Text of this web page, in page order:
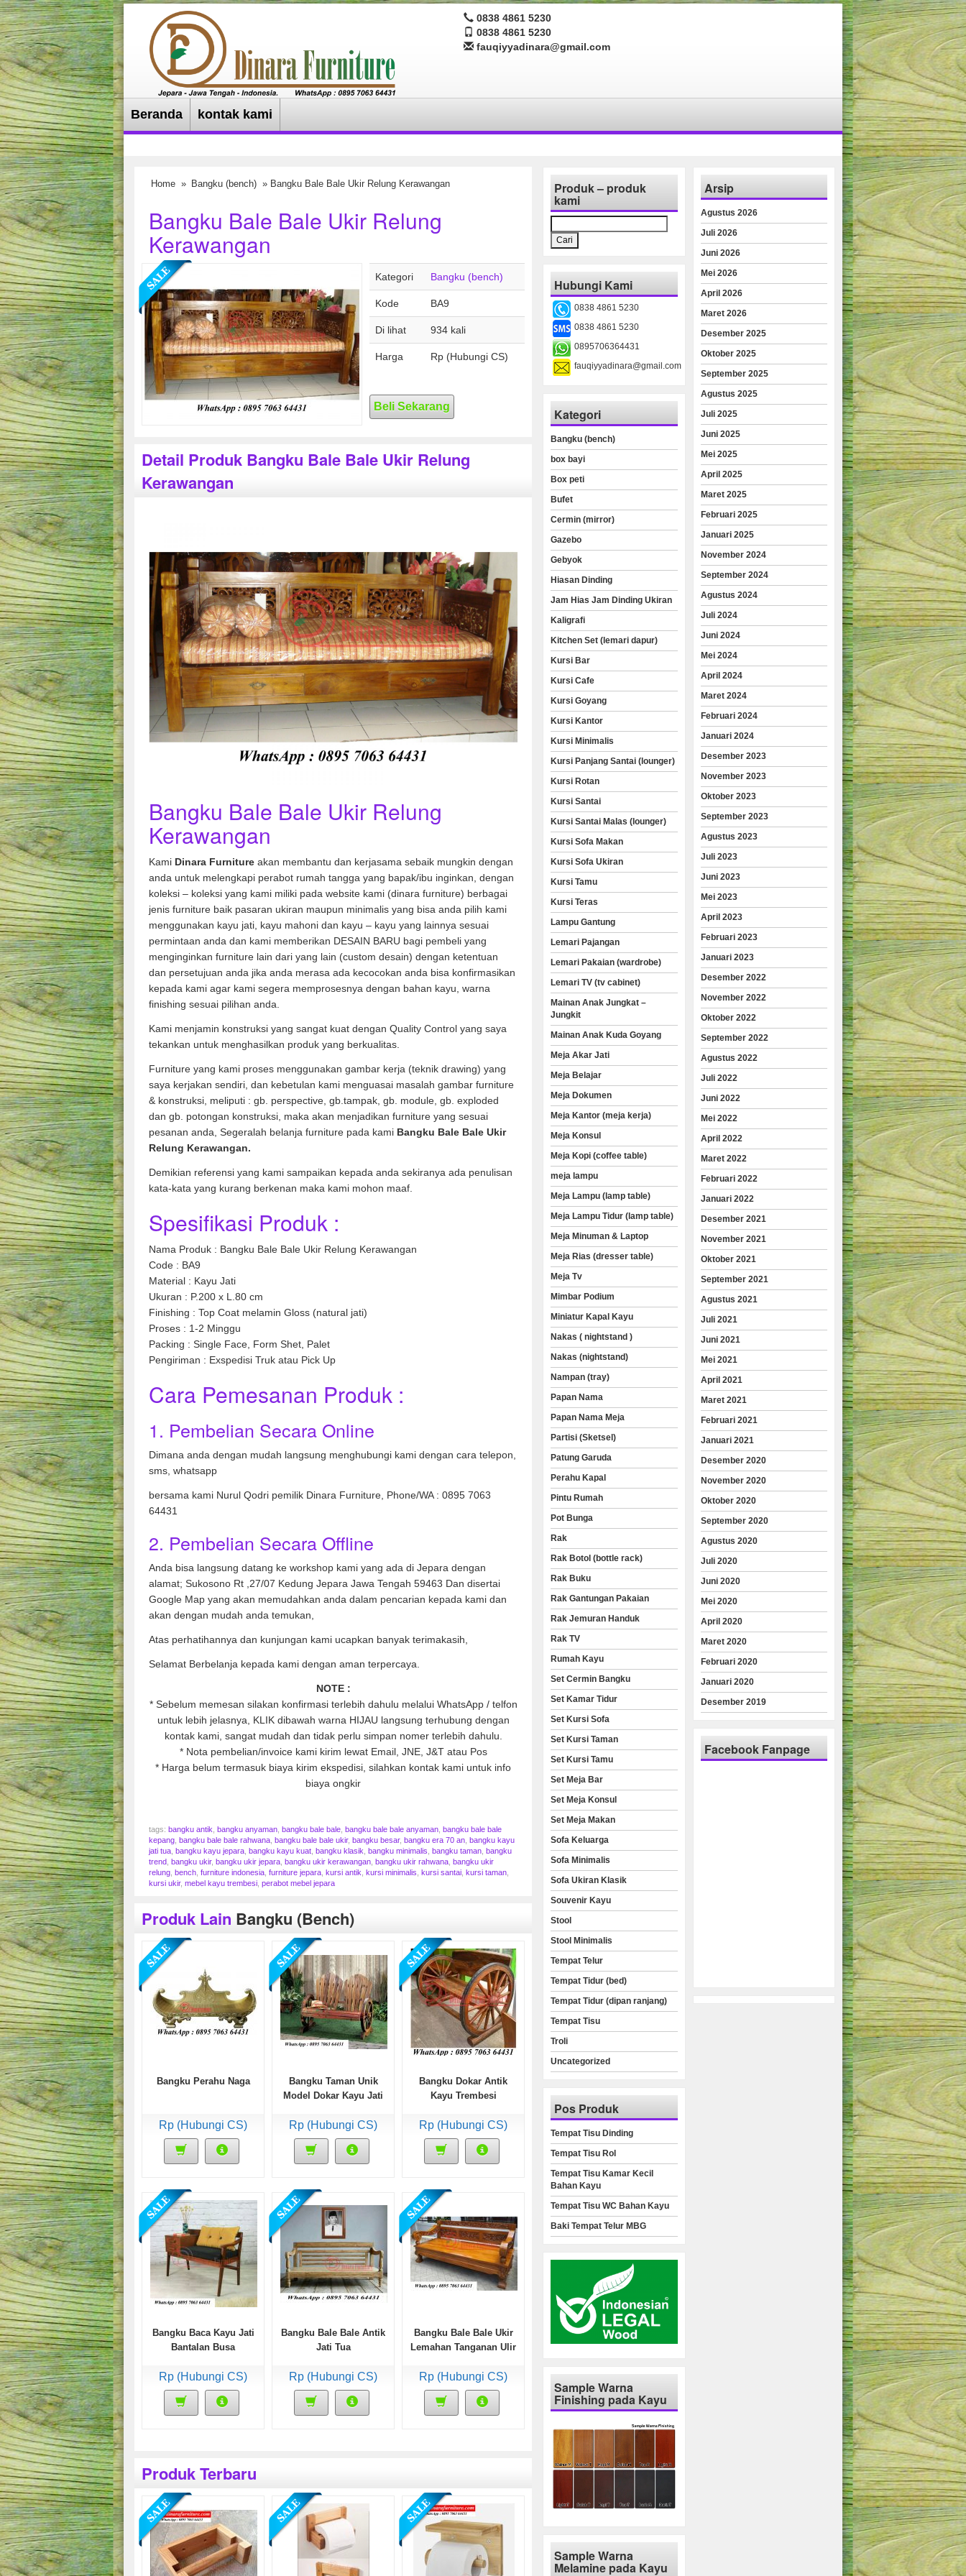
0838 4861 5230
0838 4861 5230
fauqiyyadinara@gmail.com
Beranda kontak kami
Home » Bangku (bench) » Bangku Bale Bale Ukir Relung Kerawangan
Bangku Bale Bale Ukir Relung
Kerawangan
Kategori Bangku (bench)
Kode BA9
Di lihat 934 kali
Harga Rp (Hubungi CS)
Beli Sekarang
Detail Produk Bangku Bale Bale Ukir Relung
Kerawangan
Bangku Bale Bale Ukir Relung
Kerawangan
Kami Dinara Furniture akan membantu dan kerjasama sebaik mungkin dengan
anda untuk melengkapi perabot rumah tangga yang bapak/ibu inginkan, dengan
koleksi – koleksi yang kami miliki pada website kami (dinara furniture) berbagai
jenis furniture baik pasaran ukiran maupun minimalis yang bisa anda pilih kami
menggunakan kayu jati, kayu mahoni dan kayu – kayu yang lainnya sesuai
permintaan anda dan kami memberikan DESAIN BARU bagi pembeli yang
menginginkan furniture lain dari yang lain (custom desain) dengan ketentuan
dan persetujuan anda jika anda merasa ada kecocokan anda bisa konfirmasikan
kepada kami agar kami segera memprosesnya dengan bahan kayu, warna
finishing sesuai pilihan anda.
Kami menjamin konstruksi yang sangat kuat dengan Quality Control yang saya
tekankan untuk menghasilkan produk yang berkualitas.
Furniture yang kami proses menggunakan gambar kerja (teknik drawing) yang
saya kerjakan sendiri, dan kebetulan kami menguasai masalah gambar furniture
& konstruksi, meliputi : gb. perspective, gb.tampak, gb. module, gb. exploded
dan gb. potongan konstruksi, maka akan menjadikan furniture yang sesuai
pesanan anda, Segeralah belanja furniture pada kami Bangku Bale Bale Ukir
Relung Kerawangan.
Demikian referensi yang kami sampaikan kepada anda sekiranya ada penulisan
kata-kata yang kurang berkenan maka kami mohon maaf.
Spesifikasi Produk :
Nama Produk : Bangku Bale Bale Ukir Relung Kerawangan
Code : BA9
Material : Kayu Jati
Ukuran : P.200 x L.80 cm
Finishing : Top Coat melamin Gloss (natural jati)
Proses : 1-2 Minggu
Packing : Single Face, Form Shet, Palet
Pengiriman : Exspedisi Truk atau Pick Up
Cara Pemesanan Produk :
1. Pembelian Secara Online
Dimana anda dengan mudah langsung menghubungi kami dengan cara telepon,
sms, whatsapp
bersama kami Nurul Qodri pemilik Dinara Furniture, Phone/WA : 0895 7063
64431
2. Pembelian Secara Offline
Anda bisa langsung datang ke workshop kami yang ada di Jepara dengan
alamat; Sukosono Rt ,27/07 Kedung Jepara Jawa Tengah 59463 Dan disertai
Google Map yang akan memudahkan anda dalam pencarian kepada kami dan
akan dengan mudah anda temukan,
Atas perhatihannya dan kunjungan kami ucapkan banyak terimakasih,
Selamat Berbelanja kepada kami dengan aman terpercaya.
NOTE :
* Sebelum memesan silakan konfirmasi terlebih dahulu melalui WhatsApp / telfon
untuk lebih jelasnya, KLIK dibawah warna HIJAU langsung terhubung dengan
kontak kami, sangat mudah dan tidak perlu simpan nomer terlebih dahulu.
* Nota pembelian/invoice kami kirim lewat Email, JNE, J&T atau Pos
* Harga belum termasuk biaya kirim ekspedisi, silahkan kontak kami untuk info
biaya ongkir
tags: bangku antik bangku anyaman bangku bale bale bangku bale bale anyaman bangku bale bale
kepang bangku bale bale rahwana bangku bale bale ukir, bangku besar, bangku era 70 an bangku kayu
jati tua bangku kayu jepara bangku kayu kuat bangku klasik bangku minimalis bangku taman bangku
trend
bangku ukir, bangku ukir jepara bangku ukir kerawangan bangku ukir rahwana bangku ukir
relung bench furniture indonesia furniture jepara kursi antik kursi minimalis kursi santai kursi taman
kursi ukir, mebel kayu trembesi perabot mebel jepara
Produk Lain Bangku (bench)
Bangku Perahu Naga
Rp (Hubungi CS)
Bangku Taman Unik
Model Dokar Kayu Jati
Rp (Hubungi CS)
Bangku Dokar Antik
Kayu Trembesi
Rp (Hubungi CS)
Bangku Baca Kayu Jati
Bantalan Busa
Rp (Hubungi CS)
Bangku Bale Bale Antik
Jati Tua
Rp (Hubungi CS)
Bangku Bale Bale Ukir
Lemahan Tanganan Ulir
Rp (Hubungi CS)
Produk Terbaru
Produk – produk
kami
untuk:
Hubungi Kami
0838 4861 5230
0838 4861 5230
0895706364431
fauqiyyadinara@gmail.com
Kategori
Bangku (bench)
box bayi
Box peti
Bufet
Cermin (mirror)
Gazebo
Gebyok
Hiasan Dinding
Jam Hias Jam Dinding Ukiran
Kaligrafi
Kitchen Set (lemari dapur)
Kursi Bar
Kursi Cafe
Kursi Goyang
Kursi Kantor
Kursi Minimalis
Kursi Panjang Santai (lounger)
Kursi Rotan
Kursi Santai
Kursi Santai Malas (lounger)
Kursi Sofa Makan
Kursi Sofa Ukiran
Kursi Tamu
Kursi Teras
Lampu Gantung
Lemari Pajangan
Lemari Pakaian (wardrobe)
Lemari TV (tv cabinet)
Mainan Anak Jungkat –
Jungkit
Mainan Anak Kuda Goyang
Meja Akar Jati
Meja Belajar
Meja Dokumen
Meja Kantor (meja kerja)
Meja Konsul
Meja Kopi (coffee table)
meja lampu
Meja Lampu (lamp table)
Meja Lampu Tidur (lamp table)
Meja Minuman & Laptop
Meja Rias (dresser table)
Meja Tv
Mimbar Podium
Miniatur Kapal Kayu
Nakas ( nightstand )
Nakas (nightstand)
Nampan (tray)
Papan Nama
Papan Nama Meja
Partisi (Sketsel)
Patung Garuda
Perahu Kapal
Pintu Rumah
Pot Bunga
Rak
Rak Botol (bottle rack)
Rak Buku
Rak Gantungan Pakaian
Rak Jemuran Handuk
Rak TV
Rumah Kayu
Set Cermin Bangku
Set Kamar Tidur
Set Kursi Sofa
Set Kursi Taman
Set Kursi Tamu
Set Meja Bar
Set Meja Konsul
Set Meja Makan
Sofa Keluarga
Sofa Minimalis
Sofa Ukiran Klasik
Souvenir Kayu
Stool
Stool Minimalis
Tempat Telur
Tempat Tidur (bed)
Tempat Tidur (dipan ranjang)
Tempat Tisu
Troli
Uncategorized
Pos Produk
Tempat Tisu Dinding
Tempat Tisu Rol
Tempat Tisu Kamar Kecil
Bahan Kayu
Tempat Tisu WC Bahan Kayu
Baki Tempat Telur MBG
Sample Warna
Finishing pada Kayu
Sample Warna
Melamine pada Kayu
Arsip
Agustus 2026
Juli 2026
Juni 2026
Mei 2026
April 2026
Maret 2026
Desember 2025
Oktober 2025
September 2025
Agustus 2025
Juli 2025
Juni 2025
Mei 2025
April 2025
Maret 2025
Februari 2025
Januari 2025
November 2024
September 2024
Agustus 2024
Juli 2024
Juni 2024
Mei 2024
April 2024
Maret 2024
Februari 2024
Januari 2024
Desember 2023
November 2023
Oktober 2023
September 2023
Agustus 2023
Juli 2023
Juni 2023
Mei 2023
April 2023
Februari 2023
Januari 2023
Desember 2022
November 2022
Oktober 2022
September 2022
Agustus 2022
Juli 2022
Juni 2022
Mei 2022
April 2022
Maret 2022
Februari 2022
Januari 2022
Desember 2021
November 2021
Oktober 2021
September 2021
Agustus 2021
Juli 2021
Juni 2021
Mei 2021
April 2021
Maret 2021
Februari 2021
Januari 2021
Desember 2020
November 2020
Oktober 2020
September 2020
Agustus 2020
Juli 2020
Juni 2020
Mei 2020
April 2020
Maret 2020
Februari 2020
Januari 2020
Desember 2019
Facebook Fanpage